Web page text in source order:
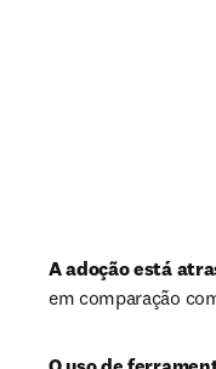
A adoção está
em comparação